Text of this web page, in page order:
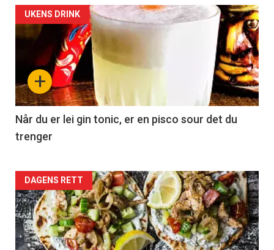
+
UKENS DRINK
Når du er lei gin tonic, er en pisco sour det du
trenger
Forsiden
akkurat
nå
DAGENS RETT